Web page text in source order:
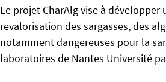
t
t
p
s
Le projet CharAlg vise à
revalorisation des sargasses, des
notamment dangereuses pour la
laboratoires de Nantes Université